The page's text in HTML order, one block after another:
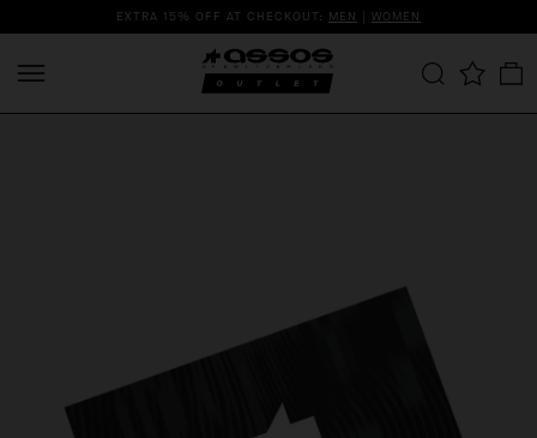
EXTRA 15% OFF AT CHECKOUT: MEN | WOMEN